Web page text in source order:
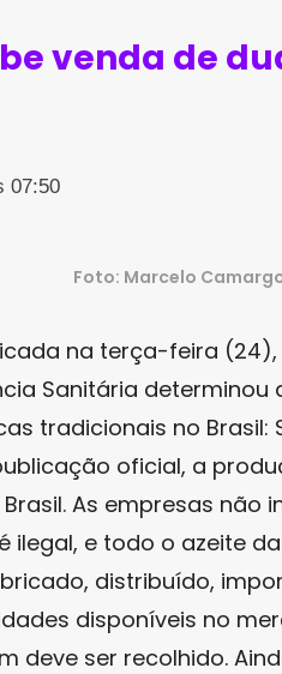
venda de
07:50
Foto: Marcelo
na terça-feira (24),
Sanitária
tradicionais no Brasil:
oficial, a
As empresas não
ilegal, e todo o azeite
distribuído,
disponíveis no
deve ser recolhido.